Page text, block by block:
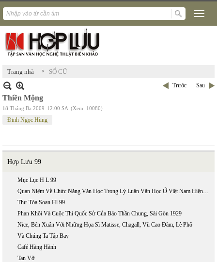
Trang nhà › SỐ CŨ
Trước Sau
Thiền Mộng
18 Tháng Ba 2009 12:00 SA (Xem: 10080)
Đinh Ngọc Hùng
Hợp Lưu 99
Mục Lục H L 99
Quan Niệm Về Chức Năng Văn Học Trong Lý Luận Văn Học Ở Việt Nam Hiện Nay
Thư Tòa Soạn Hl 99
Phan Khôi Và Cuộc Thi Quốc Sử Của Báo Thần Chung, Sài Gòn 1929
Nice, Bến Xuân Với Những Họa Sĩ Matisse, Chagall, Vũ Cao Đàm, Lê Phổ
Và Chúng Ta Tập Bay
Café Hàng Hành
Tan Vỡ